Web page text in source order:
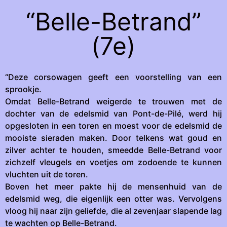
“Belle-Betrand”
(7e)
“Deze corsowagen geeft een voorstelling van een
sprookje.
Omdat Belle-Betrand weigerde te trouwen met de
dochter van de edelsmid van Pont-de-Pilé, werd hij
opgesloten in een toren en moest voor de edelsmid de
mooiste sieraden maken. Door telkens wat goud en
zilver achter te houden, smeedde Belle-Betrand voor
zichzelf vleugels en voetjes om zodoende te kunnen
vluchten uit de toren.
Boven het meer pakte hij de mensenhuid van de
edelsmid weg, die eigenlijk een otter was. Vervolgens
vloog hij naar zijn geliefde, die al zevenjaar slapende lag
te wachten op Belle-Betrand.